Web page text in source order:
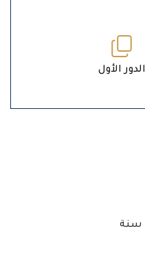
الدور الأول